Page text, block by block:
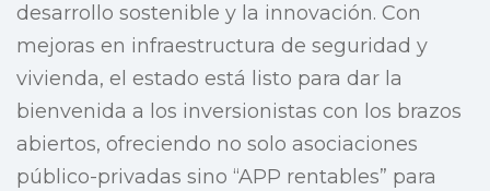
desarrollo sostenible y la innovación. Con
mejoras en infraestructura de seguridad y
vivienda, el estado está listo para dar la
bienvenida a los inversionistas con los brazos
abiertos, ofreciendo no solo asociaciones
público-privadas sino “APP rentables” para